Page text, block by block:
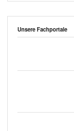
Unsere Fachportale